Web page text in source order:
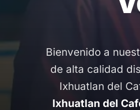
Bienvenido a
de alta calidad
Ixhuatlan del
Ixhuatlan del